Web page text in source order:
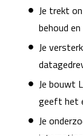
Je trekt
behoud
Je
Je bouwt
geeft het
Je